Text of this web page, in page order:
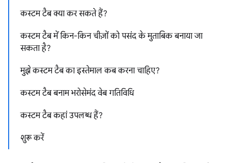
कस्टम टैब क्या कर सकते हैं?
कस्टम टैब में किन-किन चीज़ों को पसंद के मुताबिक बनाया जा
सकता है?
मुझे कस्टम टैब का इस्तेमाल कब करना चाहिए?
कस्टम टैब बनाम भरोसेमंद वेब गतिविधि
कस्टम टैब कहां उपलब्ध हैं?
शुरू करें